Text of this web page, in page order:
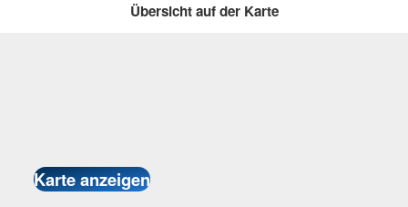
Übersicht auf der Karte